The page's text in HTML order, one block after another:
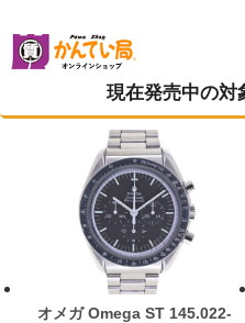
現在発売中の対
オメガ Omega ST 145.022-